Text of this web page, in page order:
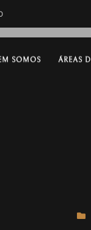
SOMOS ÁREAS